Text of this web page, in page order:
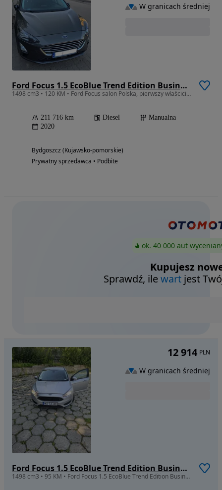
Ford Focus 1.5 EcoBlue Trend Edition Business
1498 cm3 • 120 KM • Ford Focus salon Polska, pierwszy właściciel, bezwypadkowy
211 716 km Diesel
Manualna
2020
Bydgoszcz (Kujawsko-pomorskie)
Prywatny sprzedawca • Podbite
W granicach średniej
ok. 40 000 aut
Kupujesz
Sprawdź, ilewart jest
Ford Focus 1.5 EcoBlue Trend Edition Business
1498 cm3 • 95 KM • Ford Focus 1.5 EcoBlue Trend Edition Business • 2018 • FV VAT • Serwis
12 914 PLN
W granicach średniej